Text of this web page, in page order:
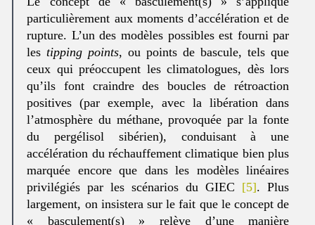
particulièrement aux moments d’accélération et de
rupture. L’un des modèles possibles est fourni par
lestipping points, ou points de bascule, tels que
ceux qui préoccupent les climatologues, dès lors
qu’ils font craindre des boucles de rétroaction
positives (par exemple, avec la libération dans
l’atmosphère du méthane, provoquée par la fonte
du pergélisol sibérien), conduisant à une
accélération du réchauffement climatique bien plus
marquée encore que dans les modèles linéaires
privilégiés par les scénarios du GIEC [5]. Plus
largement, on insistera sur le fait que le concept de
« basculement(s) » relève d’une manière